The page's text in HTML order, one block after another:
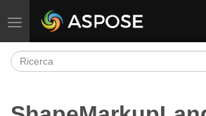
Attiva/disattiva la navigazione